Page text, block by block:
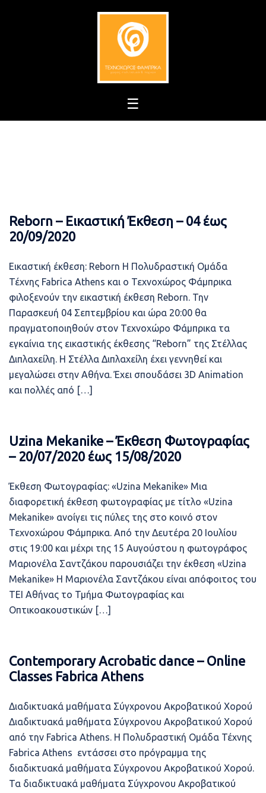
Reborn – Εικαστική Έκθεση – 04 έως
20/09/2020
Εικαστική έκθεση: Reborn Η Πολυδραστική Ομάδα
Τέχνης Fabrica Athens και ο Τεχνοχώρος Φάμπρικα
φιλοξενούν την εικαστική έκθεση Reborn. Την
Παρασκευή 04 Σεπτεμβρίου και ώρα 20:00 θα
πραγματοποιηθούν στον Τεχνοχώρο Φάμπρικα τα
εγκαίνια της εικαστικής έκθεσης “Reborn” της Στέλλας
Διπλαχείλη. Η Στέλλα Διπλαχείλη έχει γεννηθεί και
μεγαλώσει στην Αθήνα. Έχει σπουδάσει 3D Αnimation
και πολλές από […]
Uzina Mekanike – Έκθεση Φωτογραφίας
– 20/07/2020 έως 15/08/2020
Έκθεση Φωτογραφίας: «Uzina Mekanike» Μια
διαφορετική έκθεση φωτογραφίας με τίτλο «Uzina
Mekanike» ανοίγει τις πύλες της στο κοινό στον
Τεχνοχώρου Φάμπρικα. Από την Δευτέρα 20 Ιουλίου
στις 19:00 και μέχρι της 15 Αυγούστου η φωτογράφος
Μαριονέλα Σαντζάκου παρουσιάζει την έκθεση «Uzina
Mekanike» Η Μαριονέλα Σαντζάκου είναι απόφοιτος του
ΤΕΙ Αθήνας το Τμήμα Φωτογραφίας και
Οπτικοακουστικών […]
Contemporary Acrobatic dance – Online
Classes Fabrica Athens
Διαδικτυακά μαθήματα Σύγχρονου Aκροβατικού Xορού
Διαδικτυακά μαθήματα Σύγχρονου Ακροβατικού Χορού
από την Fabrica Athens. Η Πολυδραστική Ομάδα Τέχνης
Fabrica Athens εντάσσει στο πρόγραμμα της
διαδικτυακά μαθήματα Σύγχρονου Aκροβατικού Xορού.
Τα διαδικτυακά μαθήματα Σύγχρονου Aκροβατικού